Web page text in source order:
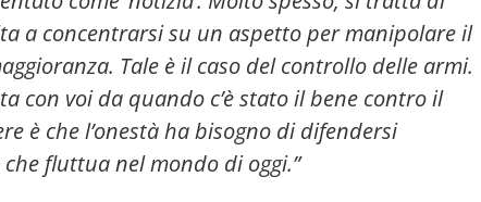
a concentrarsi su un aspetto per manipolare il
Tale è il caso del controllo delle armi.
con voi da quando c’è stato il bene contro il
è che l’onestà ha bisogno di difendersi
fluttua nel mondo di oggi.”